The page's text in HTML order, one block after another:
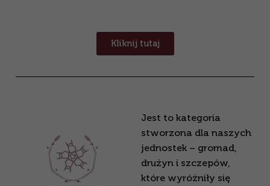
Kliknij tutaj
Jest to kategoria
stworzona dla naszych
jednostek – gromad,
drużyn i szczepów,
które wyróżniły się